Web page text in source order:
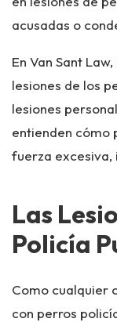
acusadas o
En Van Sant
lesiones de los
lesiones
entienden cómo
fuerza excesiva,
Las
Policía
Como cualquier
con perros